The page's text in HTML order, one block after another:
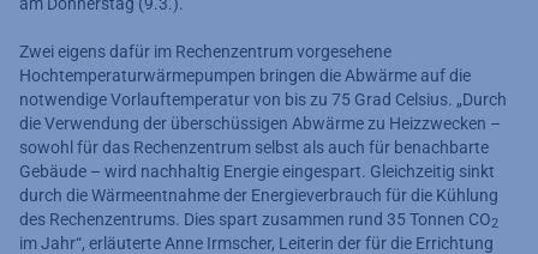
Zwei eigens dafür im Rechenzentrum vorgesehene
Hochtemperaturwärmepumpen bringen die Abwärme auf die
notwendige Vorlauftemperatur von bis zu 75 Grad Celsius. „Durch
die Verwendung der überschüssigen Abwärme zu Heizzwecken –
sowohl für das Rechenzentrum selbst als auch für benachbarte
Gebäude – wird nachhaltig Energie eingespart. Gleichzeitig sinkt
durch die Wärmeentnahme der Energieverbrauch für die Kühlung
des Rechenzentrums. Dies spart zusammen rund 35 Tonnen CO2
im Jahr“, erläuterte Anne Irmscher, Leiterin der für die Errichtung